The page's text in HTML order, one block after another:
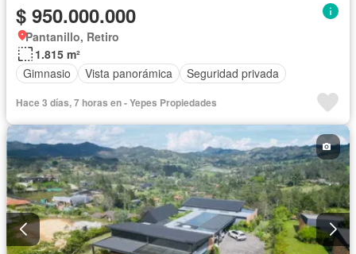
$ 950.000.000
Pantanillo, Retiro
1.815 m²
Gimnasio
Vista panorámica Seguridad privada
Hace 3 días, 7 horas en - Yepes Propiedades